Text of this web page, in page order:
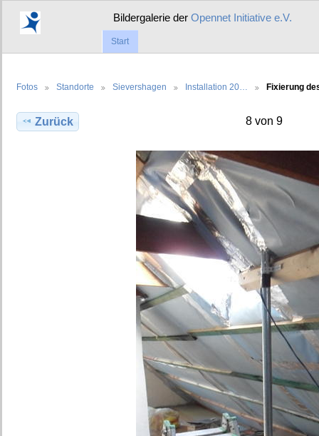
Bildergalerie derOpennet Initiative e.V.
Start
Fotos Standorte Sievershagen Installation 20… Fixierung
Zurück 8 von 9